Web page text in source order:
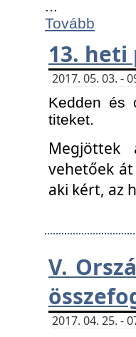
Tovább
13.
2017. 05. 03. -
Kedden és
titeket.
Megjöttek
vehetőek
aki kért, az
V.
2017. 04. 25. -